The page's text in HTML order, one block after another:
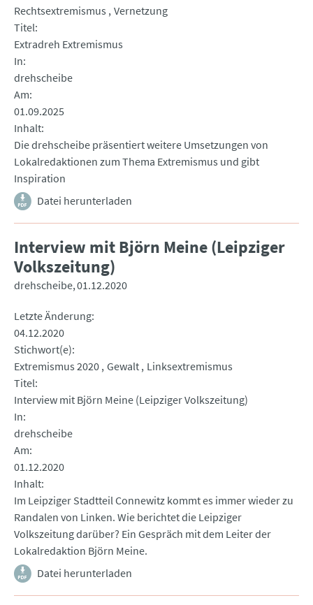
Rechtsextremismus Vernetzung
Titel
Extradreh Extremismus
In
drehscheibe
Am
01.09.2025
Inhalt
Die drehscheibe präsentiert weitere Umsetzungen von
Lokalredaktionen zum Thema Extremismus und gibt
Inspiration
Datei herunterladen
Interview mit Björn Meine (Leipziger
Volkszeitung)
drehscheibe 01.12.2020
Letzte Änderung
04.12.2020
Stichwort(e)
Extremismus 2020 Gewalt Linksextremismus
Titel
Interview mit Björn Meine (Leipziger Volkszeitung)
In
drehscheibe
Am
01.12.2020
Inhalt
Im Leipziger Stadtteil Connewitz kommt es immer wieder zu
Randalen von Linken. Wie berichtet die Leipziger
Volkszeitung darüber? Ein Gespräch mit dem Leiter der
Lokalredaktion Björn Meine.
Datei herunterladen